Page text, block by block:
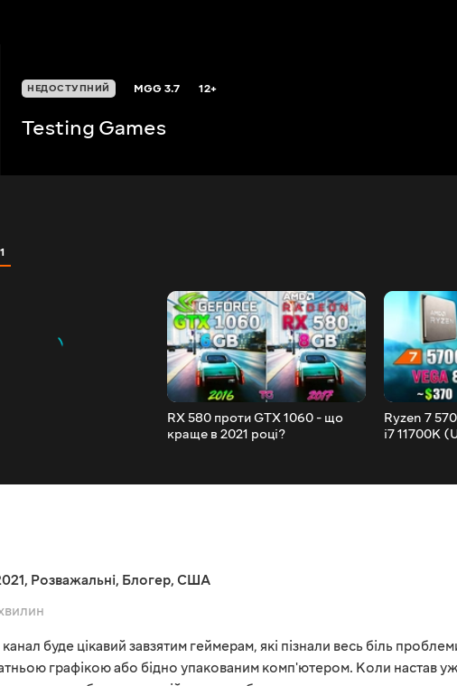
НЕДОСТУПНИЙ MGG3.7 12+
Testing Games
RX 580 проти GTX 1060 - що
краще в 2021 році?
Ryzen 7
i7 11700K
, Розважальні, Блогер, США
буде цікавий завзятим геймерам, які пізнали весь біль
графікою або бідно упакованим комп'ютером. Коли настав